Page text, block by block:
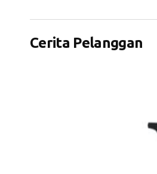
Cerita Pelanggan